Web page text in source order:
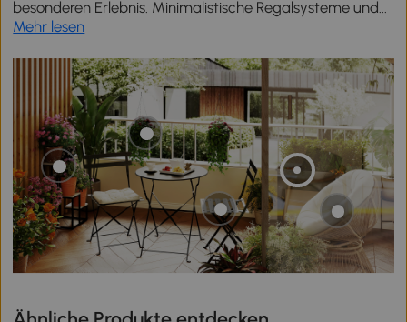
besonderen Erlebnis. Minimalistische Regalsysteme und...
Mehr lesen